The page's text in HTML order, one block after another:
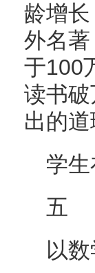
龄增
外名
于100
读书破
出的道
学
五
以